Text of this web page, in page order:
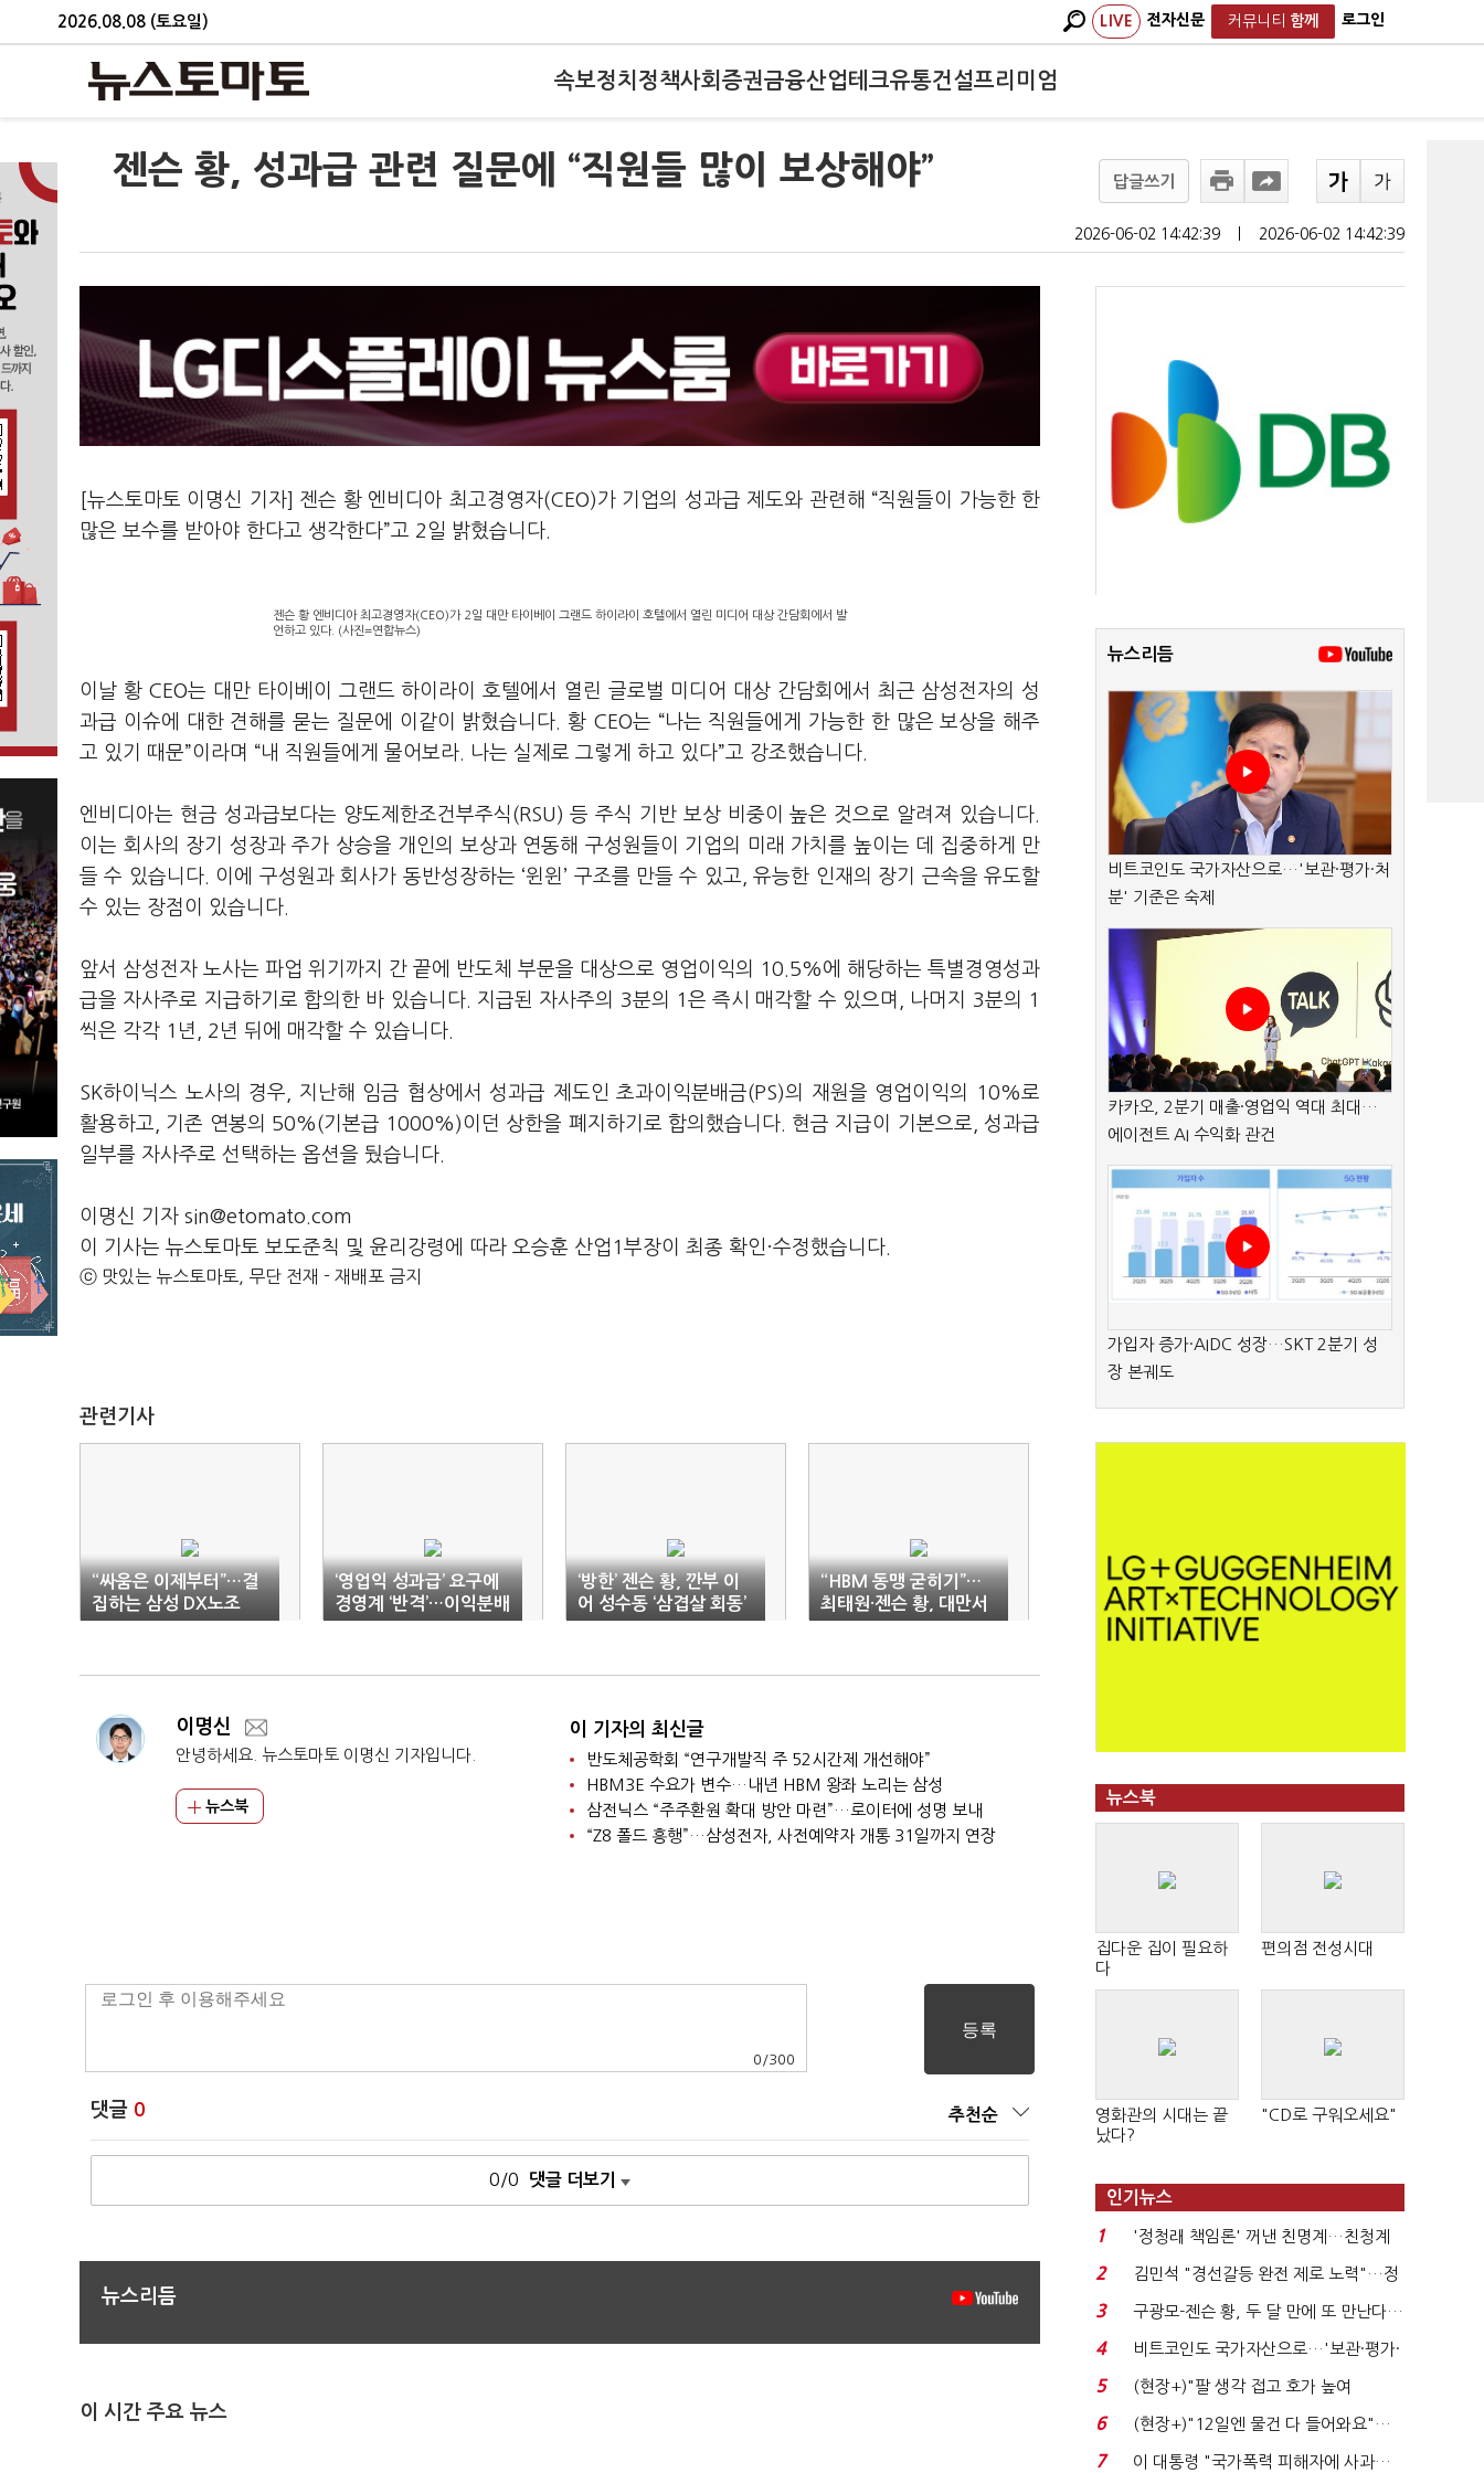
2026.08.08 (토요일) LIVE 전자신문 커뮤니티 함께 로그인
속보정치 정책사회 증권금융산업테크유통건설프리미엄
젠슨 황, 성과급 관련 질문에 “직원들 많이 보상해야” 답글쓰기
2026-06-02 14:42:39 2026-06-02 14:42:39
[뉴스토마토 이명신 기자] 젠슨 황 엔비디아 최고경영자(CEO)가 기업의 성과급 제도와 관련해 “직원들이 가능한 한
많은 보수를 받아야 한다고 생각한다”고 2일 밝혔습니다.
젠슨 황 엔비디아 최고경영자(CEO)가 2일 대만 타이베이 그랜드 하이라이 호텔에서 열린 미디어 대상 간담회에서 발
언하고 있다. (사진=연합뉴스)
이날 황 CEO는 대만 타이베이 그랜드 하이라이 호텔에서 열린 글로벌 미디어 대상 간담회에서 최근 삼성전자의 성
과급 이슈에 대한 견해를 묻는 질문에 이같이 밝혔습니다. 황 CEO는 “나는 직원들에게 가능한 한 많은 보상을 해주
고 있기 때문”이라며 “내 직원들에게 물어보라. 나는 실제로 그렇게 하고 있다”고 강조했습니다.
엔비디아는 현금 성과급보다는 양도제한조건부주식(RSU) 등 주식 기반 보상 비중이 높은 것으로 알려져 있습니다.
이는 회사의 장기 성장과 주가 상승을 개인의 보상과 연동해 구성원들이 기업의 미래 가치를 높이는 데 집중하게 만
들 수 있습니다. 이에 구성원과 회사가 동반성장하는 ‘윈윈’ 구조를 만들 수 있고, 유능한 인재의 장기 근속을 유도할
수 있는 장점이 있습니다.
앞서 삼성전자 노사는 파업 위기까지 간 끝에 반도체 부문을 대상으로 영업이익의 10.5%에 해당하는 특별경영성과
급을 자사주로 지급하기로 합의한 바 있습니다. 지급된 자사주의 3분의 1은 즉시 매각할 수 있으며, 나머지 3분의 1
씩은 각각 1년, 2년 뒤에 매각할 수 있습니다.
SK하이닉스 노사의 경우, 지난해 임금 협상에서 성과급 제도인 초과이익분배금(PS)의 재원을 영업이익의 10%로
활용하고, 기존 연봉의 50%(기본급 1000%)이던 상한을 폐지하기로 합의했습니다. 현금 지급이 기본으로, 성과급
일부를 자사주로 선택하는 옵션을 뒀습니다.
이명신 기자 sin@etomato.com
이 기사는 뉴스토마토 보도준칙 및 윤리강령에 따라 오승훈 산업1부장이 최종 확인·수정했습니다.
ⓒ 맛있는 뉴스토마토, 무단 전재 - 재배포 금지
관련기사
“싸움은 이제부터”…결
집하는 삼성 DX노조
‘영업익 성과급’ 요구에
경영계 ‘반격’…이익분배
논란 확산
‘방한’ 젠슨 황, 깐부 이
어 성수동 ‘삼겹살 회동’
임박
“HBM 동맹 굳히기”…
최태원·젠슨 황, 대만서
‘깜짝 회동’
이명신
안녕하세요. 뉴스토마토 이명신 기자입니다.
뉴스북
이 기자의 최신글
반도체공학회 “연구개발직 주 52시간제 개선해야”
HBM3E 수요가 변수…내년 HBM 왕좌 노리는 삼성
삼전닉스 “주주환원 확대 방안 마련”…로이터에 성명 보내
“Z8 폴드 흥행”…삼성전자, 사전예약자 개통 31일까지 연장
0 /300
댓글 0 추천순
0/0 댓글 더보기
뉴스리듬
이 시간 주요 뉴스
뉴스리듬
비트코인도 국가자산으로…'보관·평가·처
분' 기준은 숙제
카카오, 2분기 매출·영업익 역대 최대…
에이전트 AI 수익화 관건
가입자 증가·AIDC 성장…SKT 2분기 성
장 본궤도
뉴스북
집다운 집이 필요하
다
편의점 전성시대
영화관의 시대는 끝
났다?
"CD로 구워오세요"
인기뉴스
1
'정청래 책임론' 꺼낸 친명계…친청계
는 추가투표 때리기...
2
김민석 "경선갈등 완전 제로 노력"…정
청래 "반명 공세 사...
3
구광모-젠슨 황, 두 달 만에 또 만난다…
로봇·AI 등 논...
4
비트코인도 국가자산으로…'보관·평가·
처분' 기준은 ...
5
(현장+)"팔 생각 접고 호가 높여
요"…'덜 똘똘한 한 채' 20...
6
(현장+)"12일엔 물건 다 들어와요"…
빈 매대 채우며 문 연 ...
7 이 대통령 "국가폭력 피해자에 사과…